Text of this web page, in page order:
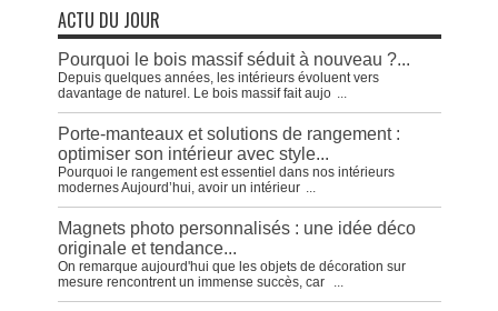
ACTU DU JOUR
Pourquoi le bois massif séduit à nouveau ?...
Depuis quelques années, les intérieurs évoluent vers
davantage de naturel. Le bois massif fait aujo
Porte-manteaux et solutions de rangement :
optimiser son intérieur avec style...
Pourquoi le rangement est essentiel dans nos intérieurs
modernes Aujourd’hui, avoir un intérieur
Magnets photo personnalisés : une idée déco
originale et tendance...
On remarque aujourd'hui que les objets de décoration sur
mesure rencontrent un immense succès, car